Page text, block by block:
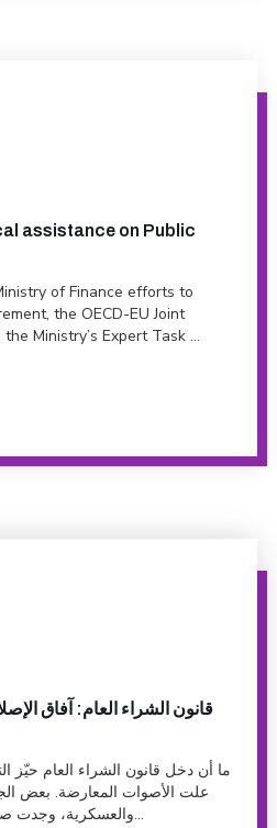
assistance on Public
of Finance efforts to
the OECD-EU Joint
Ministry’s Expert Task ...
قانون الشراء العام: آفاق
علت الأصوات المعارضة. بعض
والعسكرية، وجدت صعوبات لامست الاستحالة في...